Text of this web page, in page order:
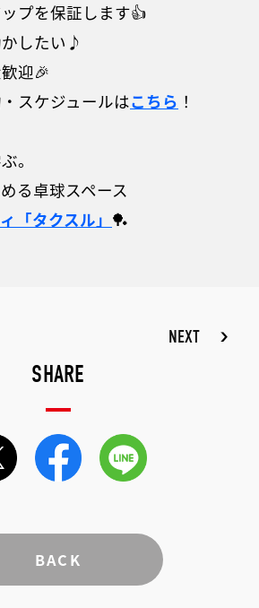
プを保証します👍
したい♪
迎🎉
スケジュールはこちら ！
。
る卓球スペース
「タクスル」 🏓
NEXT
SHARE
BACK